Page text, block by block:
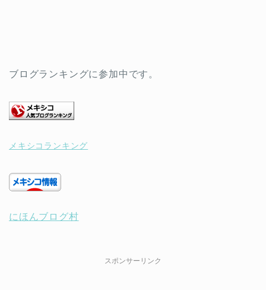
ブログランキングに参加中です。
メキシコランキング
にほんブログ村
スポンサーリンク